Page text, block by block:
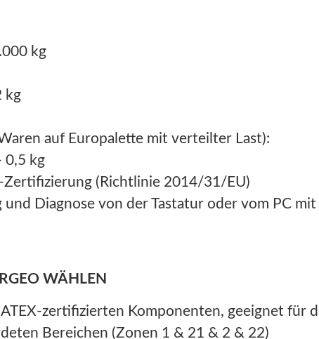
kg
kg
auf Europalette mit verteilter Last):
0,5 kg
Zertifizierung (Richtlinie 2014/31/EU)
Diagnose von der Tastatur oder vom PC mit
WÄHLEN
zertifizierten Komponenten, geeignet für
Bereichen (Zonen 1 & 21 & 2 & 22)